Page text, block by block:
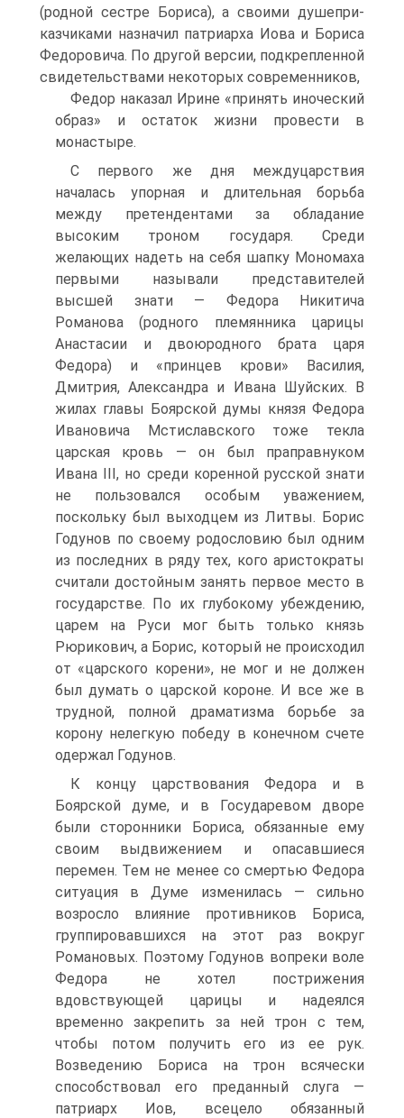
(родной сестре Бориса), а своими душепри­
казчиками назначил патриарха Иова и Бориса
Федоровича. По другой версии, подкрепленной
свидетельствами некоторых современников,
Федор наказал Ирине «принять иноческий
образ» и остаток жизни про­вести в
монастыре.
С первого же дня междуцарствия
началась упорная и длительная борьба
между претендентами за обладание
высоким троном государя. Среди
желающих надеть на себя шапку Мономаха
первыми называли представителей
высшей знати — Федора Никитича
Романова (родного племянника царицы
Анастасии и двоюродного брата царя
Федора) и «принцев крови» Василия,
Дмитрия, Александра и Ивана Шуйских. В
жилах главы Боярской думы князя Федора
Ивановича Мстиславского тоже текла
царская кровь — он был праправнуком
Ивана III, но среди коренной русской знати
не пользовался особым уважением,
поскольку был выходцем из Литвы. Борис
Годунов по своему родословию был одним
из последних в ряду тех, кого аристократы
считали достойным занять первое место в
государстве. По их глубокому убеждению,
царем на Руси мог быть только князь
Рюрикович, а Борис, который не про­исходил
от «царского корени», не мог и не должен
был думать о цар­ской короне. И все же в
трудной, полной драматизма борьбе за
корону нелегкую победу в конечном счете
одержал Годунов.
К концу царствования Федора и в
Боярской думе, и в Государевом дворе
были сторонники Бориса, обязанные ему
своим выдвижением и опасавшиеся
перемен. Тем не менее со смертью Федора
ситуация в Думе изменилась — сильно
возросло влияние противников Бориса,
группировавшихся на этот раз вокруг
Романовых. Поэтому Годунов во­преки воле
Федора не хотел пострижения
вдовствующей царицы и на­деялся
временно закрепить за ней трон с тем,
чтобы потом получить его из ее рук.
Возведению Бориса на трон всячески
способствовал его преданный слуга —
патриарх Иов, всецело обязанный